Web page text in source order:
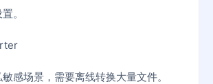
。
感场景，需要离线转换大量文件。